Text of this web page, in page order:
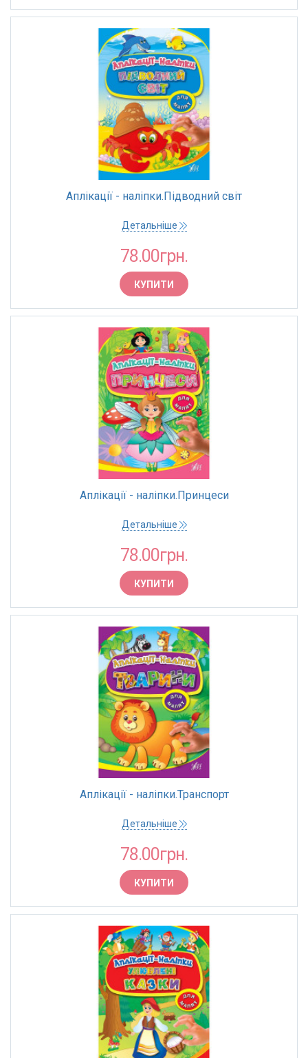
Аплікації - наліпки.Підводний світ
Детальніше
78.00грн.
КУПИТИ
Аплікації - наліпки.Принцеси
Детальніше
78.00грн.
КУПИТИ
Аплікації - наліпки.Транспорт
Детальніше
78.00грн.
КУПИТИ